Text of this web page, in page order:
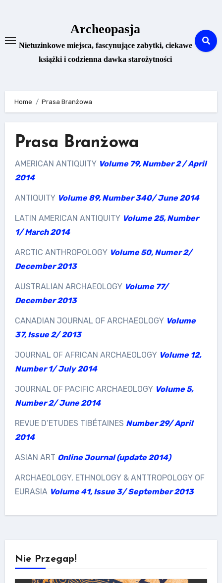
Archeopasja
Nietuzinkowe miejsca, fascynujące zabytki, ciekawe
książki i codzienna dawka starożytności
Home Prasa Branżowa
Prasa Branżowa
AMERICAN ANTIQUITY Volume 79, Number 2 / April
2014
ANTIQUITY Volume 89, Number 340/ June 2014
LATIN AMERICAN ANTIQUITY Volume 25, Number
1/ March 2014
ARCTIC ANTHROPOLOGY Volume 50, Numer 2/
December 2013
AUSTRALIAN ARCHAEOLOGY Volume 77/
December 2013
CANADIAN JOURNAL OF ARCHAEOLOGY Volume
37, Issue 2/ 2013
JOURNAL OF AFRICAN ARCHAEOLOGY Volume 12,
Number 1/ July 2014
JOURNAL OF PACIFIC ARCHAEOLOGY Volume 5,
Number 2/ June 2014
REVUE D’ETUDES TIBÉTAINES Number 29/ April
2014
ASIAN ART Online Journal (update 2014)
ARCHAEOLOGY, ETHNOLOGY & ANTTROPOLOGY OF
EURASIA Volume 41, Issue 3/ September 2013
Nie Przegap!